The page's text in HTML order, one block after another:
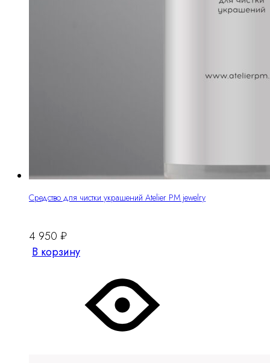
Средство для чистки украшений Atelier PM jewelry
4 950 ₽
В корзину